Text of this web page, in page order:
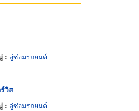
: อู่ซ่อมรถยนต์
วิส
: อู่ซ่อมรถยนต์